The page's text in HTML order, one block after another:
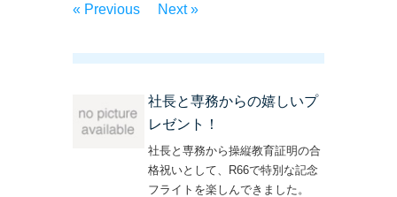
« Previous Next »
社長と専務からの嬉しいプ
レゼント！
社長と専務から操縦教育証明の合
格祝いとして、R66で特別な記念
フライトを楽しんできました。